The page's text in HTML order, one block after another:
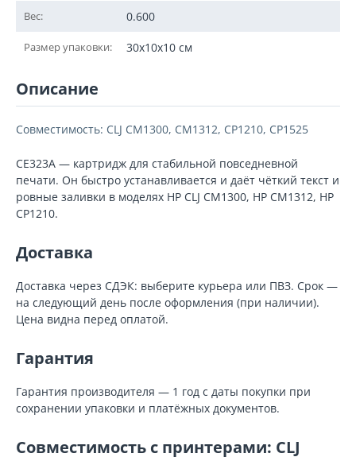
Вес: 0.600
Размер упаковки: 30x10x10 см
Описание
Совместимость: CLJ CM1300, CM1312, CP1210, CP1525
CE323A — картридж для стабильной повседневной
печати. Он быстро устанавливается и даёт чёткий текст и
ровные заливки в моделях HP CLJ CM1300, HP CM1312, HP
CP1210.
Доставка
Доставка через СДЭК: выберите курьера или ПВЗ. Срок —
на следующий день после оформления (при наличии).
Цена видна перед оплатой.
Гарантия
Гарантия производителя — 1 год с даты покупки при
сохранении упаковки и платёжных документов.
Совместимость с принтерами: CLJ